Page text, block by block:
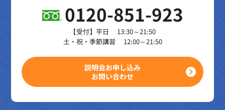
0120-851-923
【受付】平日 13:30～21:50
土・祝・季節講習 12:00～21:50
説明会お申し込み
お問い合わせ